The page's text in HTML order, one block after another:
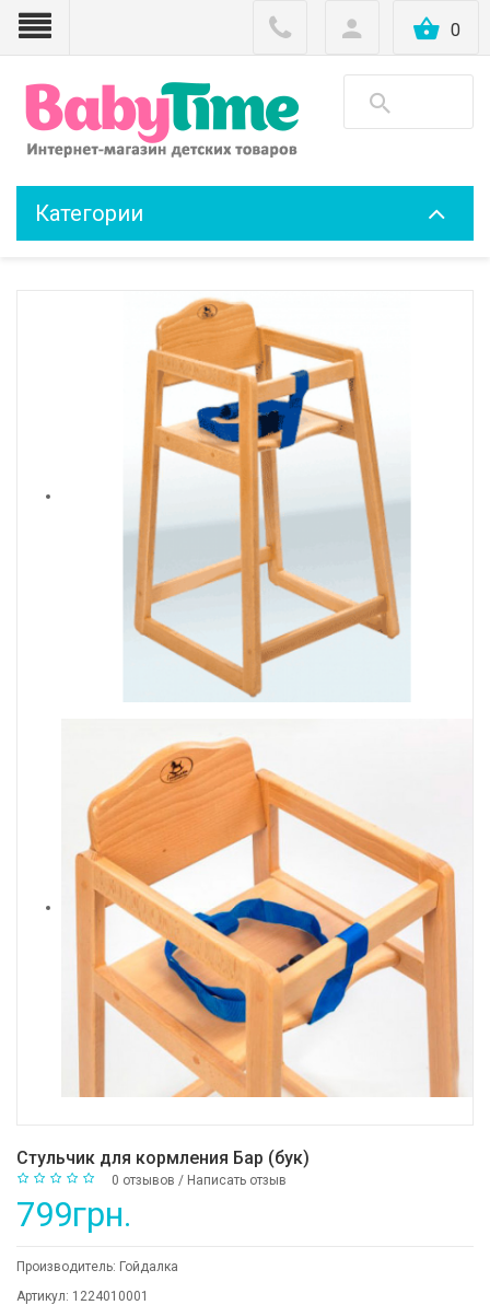
0
Категории
Стульчик для кормления Бар (бук)
0 отзывов / Написать отзыв
799грн.
Производитель: Гойдалка
Артикул: 1224010001